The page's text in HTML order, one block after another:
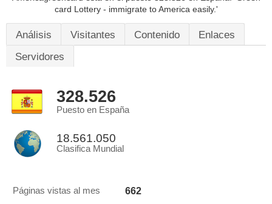
card Lottery - immigrate to America easily.'
Análisis Visitantes Contenido
Enlaces
Servidores
328.526
Puesto en España
18.561.050
Clasifica Mundial
Páginas vistas al mes 662